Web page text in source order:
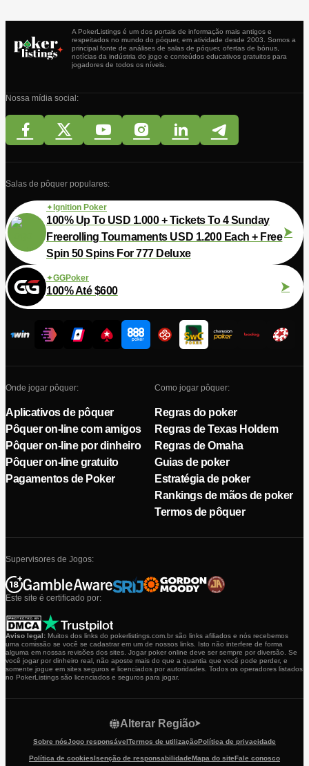
A PokerListings é um dos portais de informação mais antigos e
respeitados no mundo do póquer, em atividade desde 2003. Somos a
principal fonte de análises de salas de póquer, ofertas de bónus,
notícias da indústria do jogo e conteúdos educativos gratuitos para
jogadores de todos os níveis.
Nossa mídia social:
Salas de pôquer populares:
Ignition Poker
100% Up To USD 1.000 + Tickets To 4 Sunday
Freerolling Tournaments USD 1.200 Each + Free
Spin 50 Spins For 777 Deluxe
GGPoker
100% Até $600
Onde jogar pôquer:
Aplicativos de pôquer
Pôquer on-line com amigos
Pôquer on-line por dinheiro
Pôquer on-line gratuito
Pagamentos de Poker
Como jogar pôquer:
Regras do poker
Regras de Texas Holdem
Regras de Omaha
Guias de poker
Estratégia de poker
Rankings de mãos de poker
Termos de pôquer
Supervisores de Jogos:
Este site é certificado por:
Aviso legal: Muitos dos links do pokerlistings.com.br são links afiliados e nós recebemos
uma comissão se você se cadastrar em um de nossos links. Isto não interfere de forma
alguma em nossas revisões dos sites. Jogar poker online deve ser sempre por diversão. Se
você jogar por dinheiro real, não aposte mais do que a quantia que você pode perder, e
somente jogue em sites seguros e licenciados por autoridades. Todos os operadores listados
no PokerListings são licenciados e seguros para jogar.
Sobre nósJogo responsávelTermos de utilizaçãoPolítica de privacidade
Política de cookiesIsenção de responsabilidadeMapa do siteFale conosco
Alterar Região